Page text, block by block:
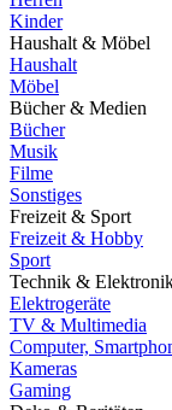
Kinder
Haushalt & Möbel
Haushalt
Möbel
Bücher & Medien
Bücher
Musik
Filme
Sonstiges
Freizeit & Sport
Freizeit & Hobby
Sport
Technik &
Elektrogeräte
TV & Multimedia
Computer,
Kameras
Gaming